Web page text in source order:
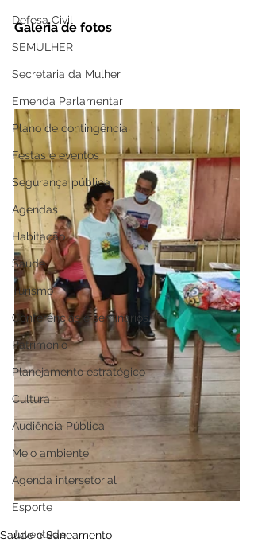
Defesa Civil
SEMULHER
Secretaria da Mulher
Emenda Parlamentar
Plano de contingência
Festas e eventos
Segurança pública
Agendas
Habitação
Saúde
Turismo
Conferências e seminários
Patrimônio
Planejamento estratégico
Cultura
Audiência Pública
Meio ambiente
Agenda intersetorial
Esporte
Juventude
Galeria de fotos
Saúde e Saneamento